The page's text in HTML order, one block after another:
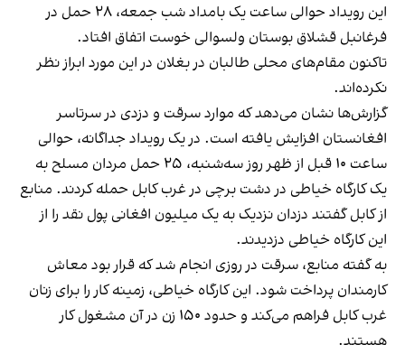
این رویداد حوالی ساعت یک بامداد شب جمعه، ۲۸ حمل در
فرغانبل قشلاق بوستان ولسوالی خوست اتفاق افتاد.
تاکنون مقام‌های محلی طالبان در بغلان در این مورد ابراز نظر
نکرده‌اند.
گزارش‌ها نشان می‌دهد که موارد سرقت و دزدی در سرتاسر
افغانستان افزایش یافته است. در یک رویداد جداگانه، حوالی
ساعت ۱۰ قبل از ظهر روز سه‌شنبه، ۲۵ حمل مردان مسلح به
یک کارگاه خیاطی در دشت برچی در غرب کابل حمله کردند. منابع
از کابل گفتند دزدان نزدیک به یک میلیون افغانی پول نقد را از
این کارگاه خیاطی دزدیدند.
به گفته منابع، سرقت در روزی انجام شد که قرار بود معاش
کارمندان پرداخت شود. این کارگاه خیاطی، زمینه کار را برای زنان
غرب کابل فراهم می‌کند و حدود ۱۵۰ زن در آن مشغول کار
هستند.